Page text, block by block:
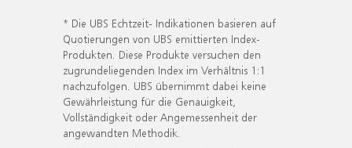
* Die UBS Echtzeit- Indikationen basieren auf
Quotierungen von UBS emittierten Index-
Produkten. Diese Produkte versuchen den
zugrundeliegenden Index im Verhältnis 1:1
nachzufolgen. UBS übernimmt dabei keine
Gewährleistung für die Genauigkeit,
Vollständigkeit oder Angemessenheit der
angewandten Methodik.